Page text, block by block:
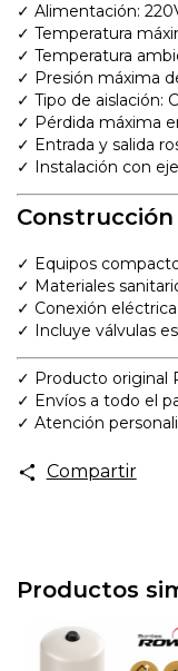
✓ Alimentación:
✓ Temperatura
✓ Temperatura
✓ Presión máxima
✓ Tipo de aislación:
✓ Pérdida máxima
✓ Entrada y salida
✓ Instalación con
Construcción
✓ Equipos
✓ Materiales
✓ Conexión
✓ Incluye válvulas
✓ Producto original
✓ Envíos a todo el
✓ Atención
Compartir
Productos